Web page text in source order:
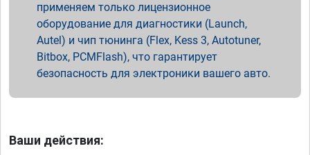
применяем только лицензионное
оборудование для диагностики (Launch,
Autel) и чип тюнинга (Flex, Kess 3, Autotuner,
Bitbox, PCMFlash), что гарантирует
безопасность для электроники вашего авто.
Ваши действия: